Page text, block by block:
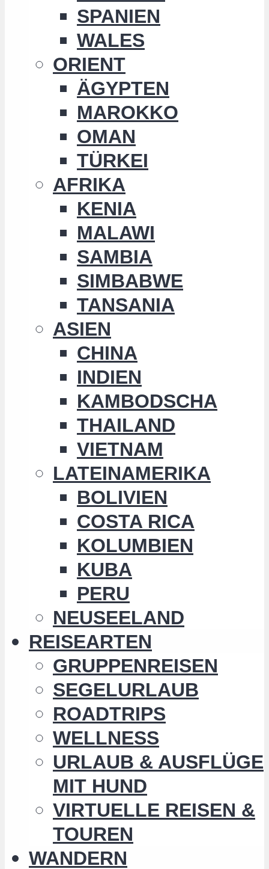
SPANIEN
WALES
ORIENT
ÄGYPTEN
MAROKKO
OMAN
TÜRKEI
AFRIKA
KENIA
MALAWI
SAMBIA
SIMBABWE
TANSANIA
ASIEN
CHINA
INDIEN
KAMBODSCHA
THAILAND
VIETNAM
LATEINAMERIKA
BOLIVIEN
COSTA RICA
KOLUMBIEN
KUBA
PERU
NEUSEELAND
REISEARTEN
GRUPPENREISEN
SEGELURLAUB
ROADTRIPS
WELLNESS
URLAUB & AUSFLÜGE
MIT HUND
VIRTUELLE REISEN &
TOUREN
WANDERN